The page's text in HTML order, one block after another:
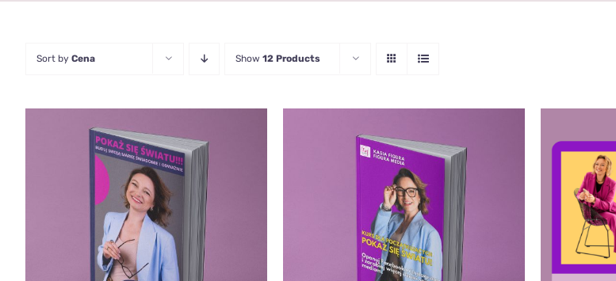
Sort by Cena Show 12 Products
DODAJ DO KOSZYKA
QUICK
VIEW
DODAJ DO KOSZYKA /
QUICK
VIEW
DODAJ